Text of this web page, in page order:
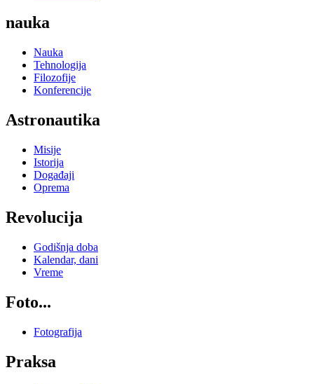
nauka
Nauka
Tehnologija
Filozofije
Konferencije
Astronautika
Misije
Istorija
Događaji
Oprema
Revolucija
Godišnja doba
Kalendar, dani
Vreme
Foto...
Fotografija
Praksa